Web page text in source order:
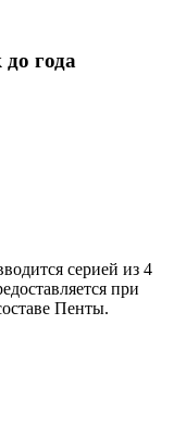
года
серией из 4
при
Пенты.